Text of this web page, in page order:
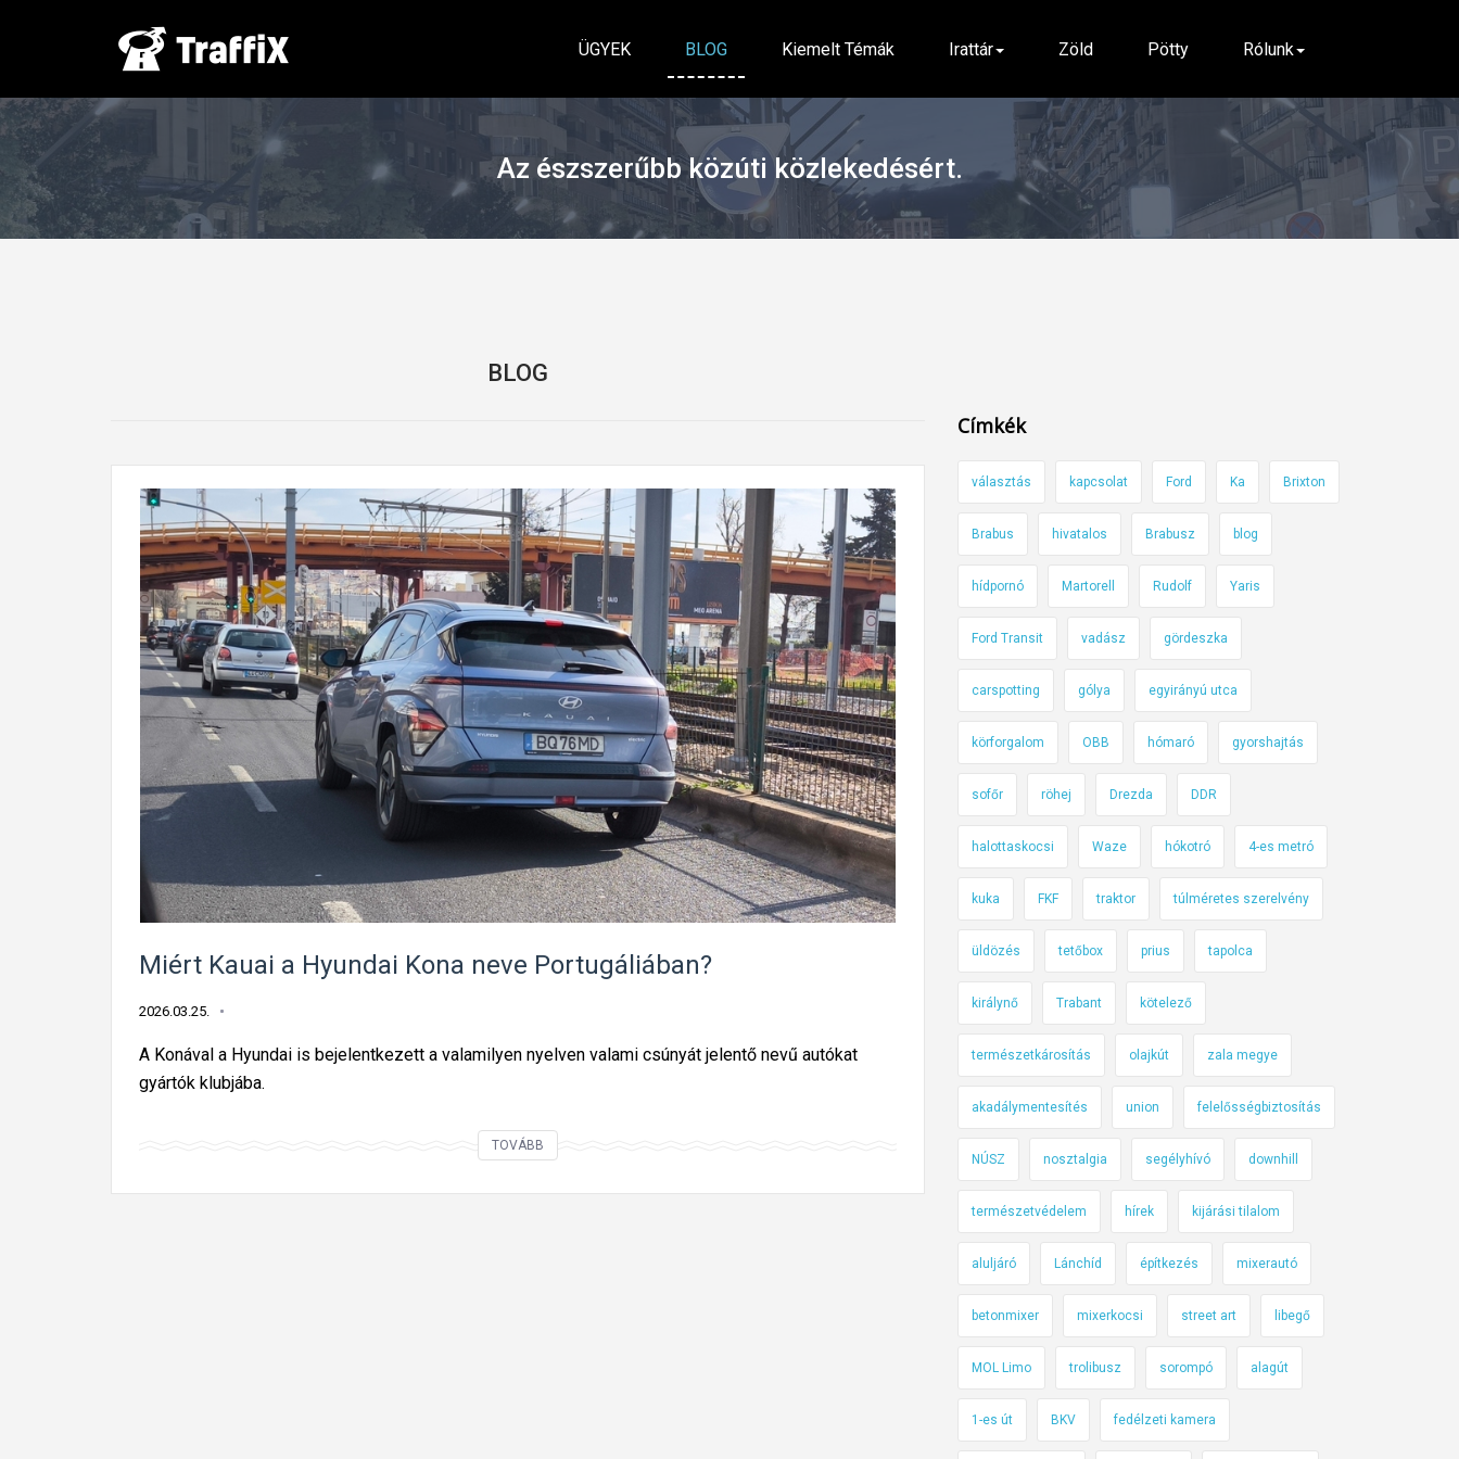
ÜGYEK BLOG Kiemelt Témák Irattár Zöld Pötty Rólunk
Az észszerűbb közúti közlekedésért.
BLOG
Miért Kauai a Hyundai Kona neve Portugáliában?
2026.03.25.
A Konával a Hyundai is bejelentkezett a valamilyen nyelven valami csúnyát jelentő nevű autókat
gyártók klubjába.
TOVÁBB
é
Címkék
választás kapcsolat Ford Ka Brixton
Brabus hivatalos Brabusz blog
hídpornó Martorell Rudolf Yaris
Ford Transit vadász gördeszka
carspotting gólya egyirányú utca
körforgalom OBB hómaró gyorshajtás
sofőr röhej Drezda DDR
halottaskocsi Waze hókotró 4-es metró
kuka FKF traktor túlméretes szerelvény
üldözés tetőbox prius tapolca
királynő Trabant kötelező
természetkárosítás olajkút zala megye
akadálymentesítés union felelősségbiztosítás
NÚSZ nosztalgia segélyhívó downhill
természetvédelem hírek kijárási tilalom
aluljáró Lánchíd építkezés mixerautó
betonmixer mixerkocsi street art libegő
MOL Limo trolibusz sorompó alagút
1-es út BKV fedélzeti kamera